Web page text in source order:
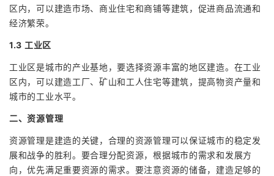
区内，可以建造市场、商业住宅和商铺等建筑，促进商品流通和
经济繁荣。
1.3 工业区
工业区是城市的产业基地，要选择资源丰富的地区建造。在工业
区内，可以建造工厂、矿山和工人住宅等建筑，提高物资产量和
城市的工业水平。
二、资源管理
资源管理是建造的关键，合理的资源管理可以保证城市的稳定发
展和战争的胜利。要合理分配资源，根据城市的需求和发展方
向，优先满足重要资源的需求。要注意资源的储备，建造足够的